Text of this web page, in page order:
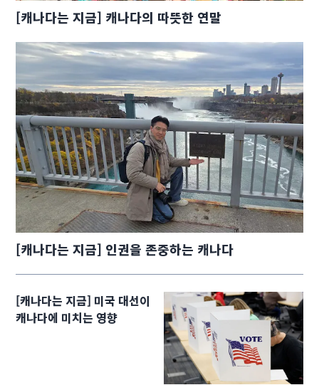
[캐나다는 지금] 캐나다의 따뜻한 연말
[캐나다는 지금] 인권을 존중하는 캐나다
[캐나다는 지금] 미국 대선이
캐나다에 미치는 영향